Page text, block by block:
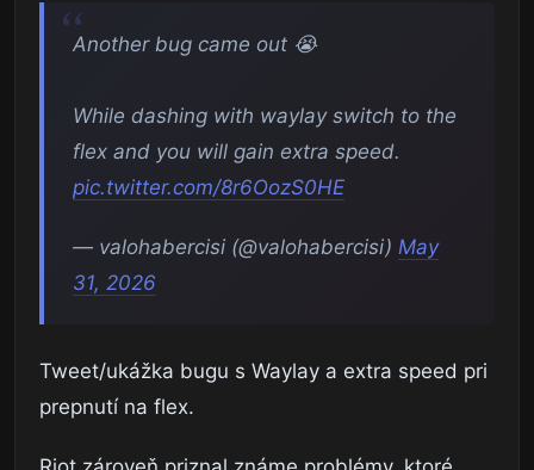
Another bug came out 😭
While dashing with waylay switch to the
flex and you will gain extra speed.
pic.twitter.com/8r6OozS0HE
— valohabercisi (@valohabercisi) May
31, 2026
Tweet/ukážka bugu s Waylay a extra speed pri
prepnutí na flex.